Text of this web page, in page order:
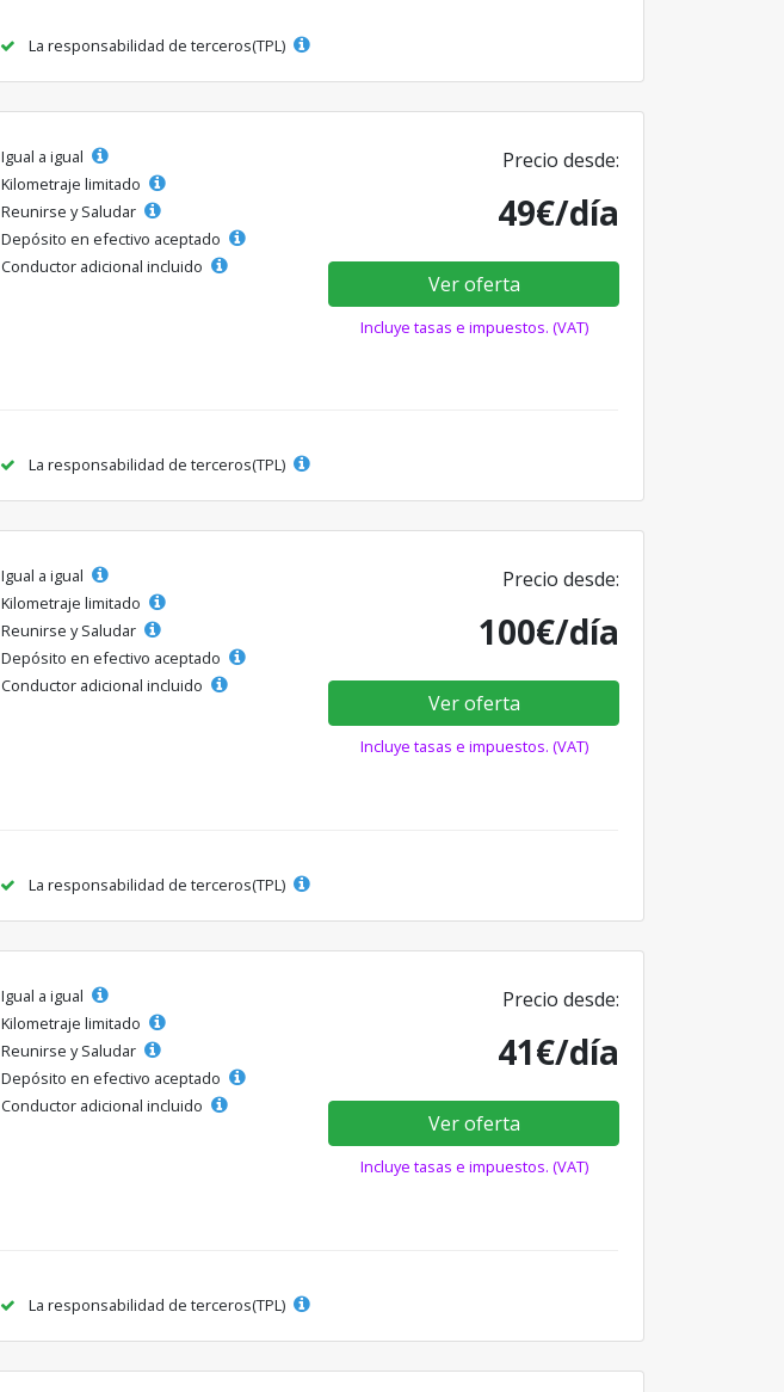
La responsabilidad de terceros(TPL)
Igual a igual
Kilometraje limitado
Reunirse y Saludar
Depósito en efectivo aceptado
Conductor adicional incluido
Precio desde:
49€/día
Ver oferta
Incluye tasas e impuestos. (VAT)
La responsabilidad de terceros(TPL)
Igual a igual
Kilometraje limitado
Reunirse y Saludar
Depósito en efectivo aceptado
Conductor adicional incluido
Precio desde:
100€/día
Ver oferta
Incluye tasas e impuestos. (VAT)
La responsabilidad de terceros(TPL)
Igual a igual
Kilometraje limitado
Reunirse y Saludar
Depósito en efectivo aceptado
Conductor adicional incluido
Precio desde:
41€/día
Ver oferta
Incluye tasas e impuestos. (VAT)
La responsabilidad de terceros(TPL)